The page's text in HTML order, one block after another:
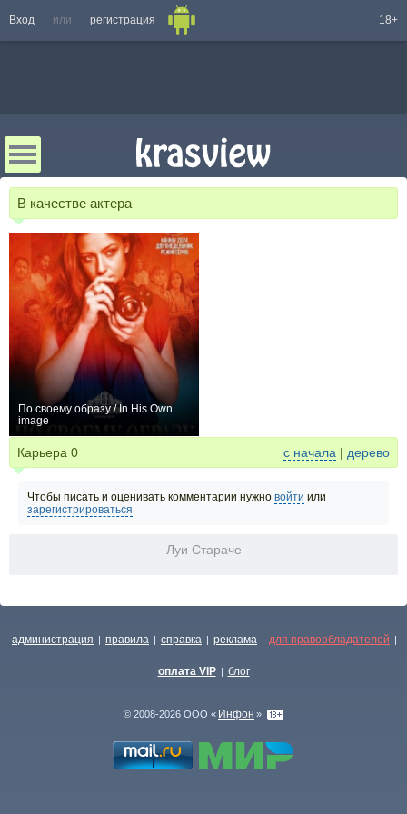
Вход или регистрация 18+
В качестве актера
По своему образу / In His Own
image
Карьера 0 с начала | дерево
Чтобы писать и оценивать комментарии нужно войти или
зарегистрироваться
Луи Стараче
администрация | правила | справка | реклама | для правообладателей |
оплата VIP | блог
© 2008-2026 ООО « Инфон »